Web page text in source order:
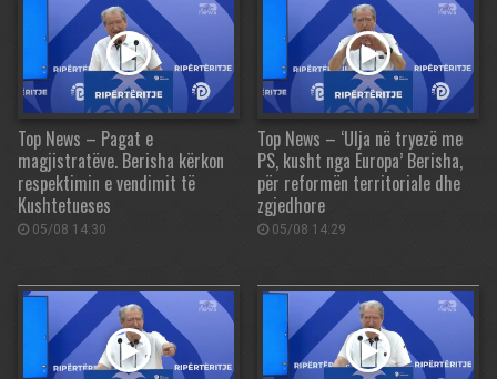
Top News – Pagat e
magjistratëve. Berisha kërkon
respektimin e vendimit të
Kushtetueses
05/08 14:30
Top News – ‘Ulja në tryezë me
PS, kusht nga Europa’ Berisha,
për reformën territoriale dhe
zgjedhore
05/08 14:29